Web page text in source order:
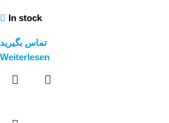
In stock
تماس بگیرید
Weiterlesen